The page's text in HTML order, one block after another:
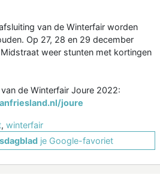
van de Winterfair worden
Op 27, 28 en 29 december
weer stunten met kortingen
de Winterfair Joure 2022:
joure
, winterfair
je Google-favoriet